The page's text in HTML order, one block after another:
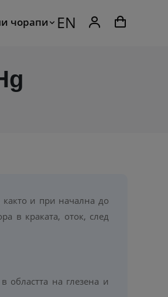
чорапи EN
и при начална до
в краката, оток, след
областта на глезена и